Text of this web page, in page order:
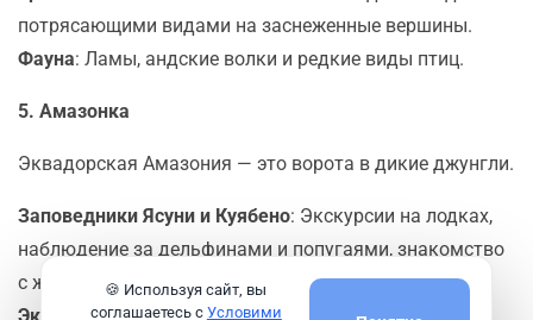
потрясающими видами на заснеженные вершины.
Фауна: Ламы, андские волки и редкие виды птиц.
5. Амазонка
Эквадорская Амазония — это ворота в дикие джунгли.
Заповедники Ясуни и Куябено: Экскурсии на лодках,
наблюдение за дельфинами и попугаями, знакомство
с жизнью местных племен.
🍪 Используя сайт, вы
соглашаетесь с Условими